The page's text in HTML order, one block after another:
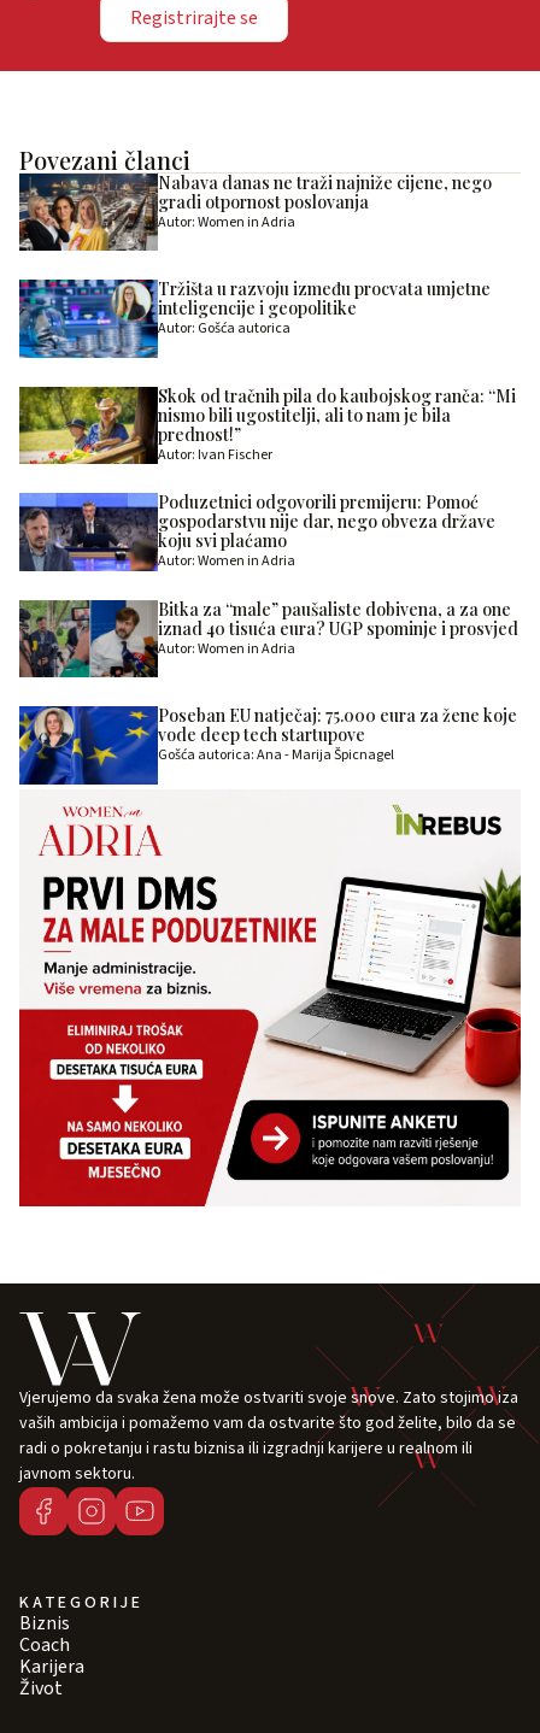
Registrirajte se
Povezani članci
Nabava danas ne traži najniže cijene, nego
gradi otpornost poslovanja
Autor: Women in Adria
Tržišta u razvoju između procvata umjetne
inteligencije i geopolitike
Autor: Gošća autorica
Skok od tračnih pila do kaubojskog ranča: “Mi
nismo bili ugostitelji, ali to nam je bila
prednost!”
Autor: Ivan Fischer
Poduzetnici odgovorili premijeru: Pomoć
gospodarstvu nije dar, nego obveza države
koju svi plaćamo
Autor: Women in Adria
Bitka za “male” paušaliste dobivena, a za one
iznad 40 tisuća eura? UGP spominje i prosvjed
Autor: Women in Adria
Poseban EU natječaj: 75.000 eura za žene koje
vode deep tech startupove
Gošća autorica: Ana - Marija Špicnagel
Vjerujemo da svaka žena može ostvariti svoje snove. Zato stojimo iza
vaših ambicija i pomažemo vam da ostvarite što god želite, bilo da se
radi o pokretanju i rastu biznisa ili izgradnji karijere u realnom ili
javnom sektoru.
KATEGORIJE
Biznis
Coach
Karijera
Život